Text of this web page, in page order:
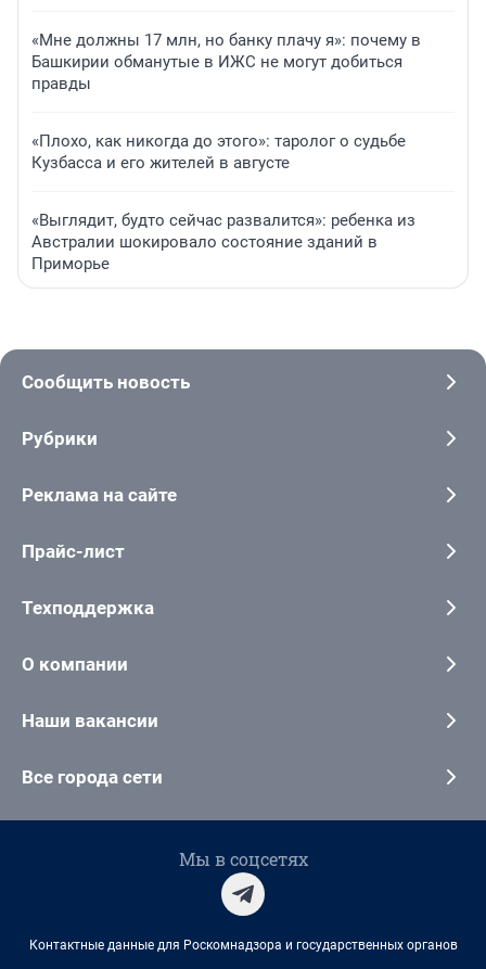
«Мне должны 17 млн, но банку плачу я»: почему в
Башкирии обманутые в ИЖС не могут добиться
правды
«Плохо, как никогда до этого»: таролог о судьбе
Кузбасса и его жителей в августе
«Выглядит, будто сейчас развалится»: ребенка из
Австралии шокировало состояние зданий в
Приморье
Сообщить новость
Рубрики
Реклама на сайте
Прайс-лист
Техподдержка
О компании
Наши вакансии
Все города сети
Мы в соцсетях
Контактные данные для Роскомнадзора и государственных органов